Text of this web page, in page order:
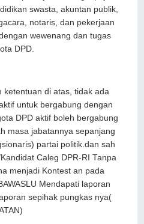
swasta, akuntan publik,
notaris, dan pekerjaan
wewenang dan tugas
DPD.
di atas, tidak ada
untuk bergabung dengan
DPD aktif boleh bergabung
masa jabatannya sepanjang
partai politik.dan sah
Caleg DPR-RI Tanpa
menjadi Kontest an pada
Mendapati laporan
sepihak pungkas nya(